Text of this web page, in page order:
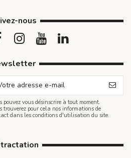
nous
pouvez vous désinscrire à tout moment.
trouverez pour cela nos informations de
dans les conditions d'utilisation du site.